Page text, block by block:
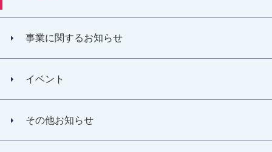
事業に関するお知らせ
イベント
その他お知らせ